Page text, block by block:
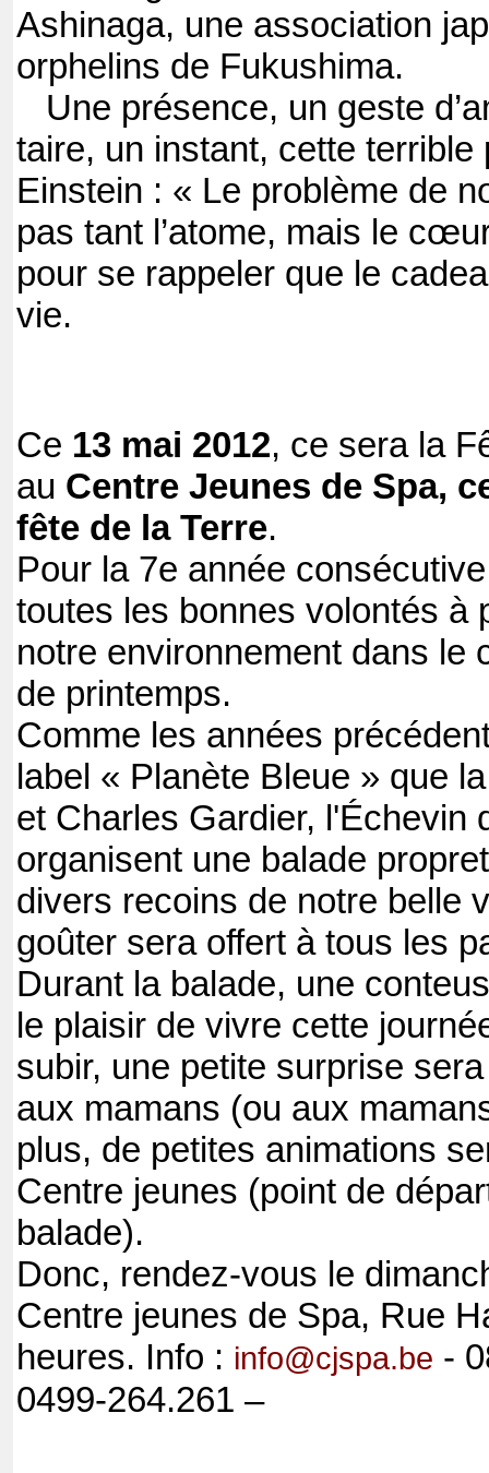
Ashinaga, une association
orphelins de Fukushima.
Une présence, un geste
taire, un instant, cette terrible
Einstein : « Le problème de
pas tant l’atome, mais le
pour se rappeler que le
vie.
Ce 13 mai 2012, ce sera la
au Centre Jeunes de Spa,
fête de la Terre.
Pour la 7e année
toutes les bonnes volontés à
notre environnement dans le
de printemps.
Comme les années
label « Planète Bleue » que
et Charles Gardier, l'Échevin
organisent une balade
divers recoins de notre belle
goûter sera offert à tous les
Durant la balade, une
le plaisir de vivre cette
subir, une petite surprise
aux mamans (ou aux
plus, de petites animations
Centre jeunes (point de
balade).
Donc, rendez-vous le
Centre jeunes de Spa, Rue
heures. Info : info@cjspa.be -
0499-264.261 –